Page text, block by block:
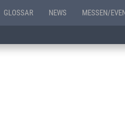
GLOSSAR NEWS MESSEN/